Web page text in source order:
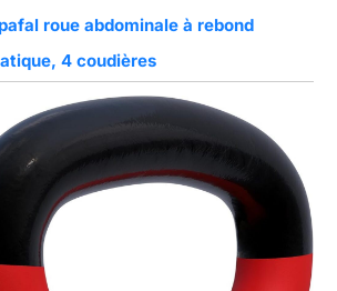
roue abdominale à rebond
4 coudières